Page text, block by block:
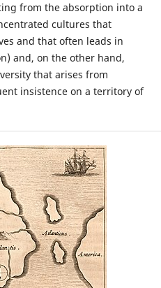
from the absorption into a
cultures that
and that often leads in
and, on the other hand,
that arises from
insistence on a territory of